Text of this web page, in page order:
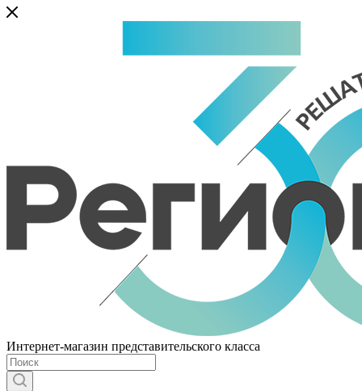
Интернет-магазин представительского класса